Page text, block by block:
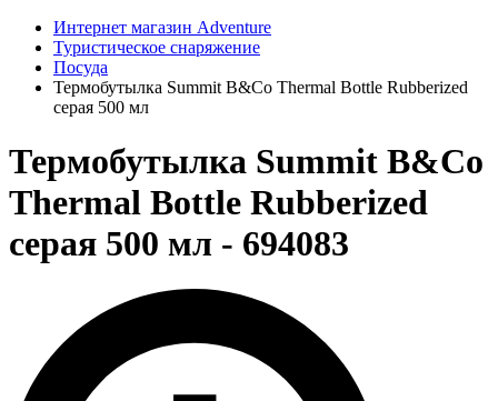
Интернет магазин Adventure
Туристическое снаряжение
Посуда
Термобутылка Summit B&Co Thermal Bottle Rubberized
серая 500 мл
Термобутылка Summit B&Co
Thermal Bottle Rubberized
серая 500 мл - 694083